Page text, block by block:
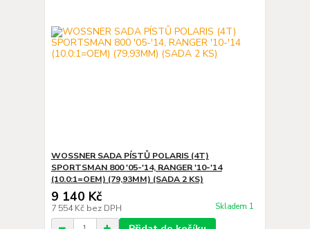
WOSSNER SADA PÍSTŮ POLARIS (4T)
SPORTSMAN 800 '05-'14, RANGER '10-'14
(10.0:1=OEM) (79,93MM) (SADA 2 KS)
9 140 Kč
7 554 Kč bez DPH Skladem 1